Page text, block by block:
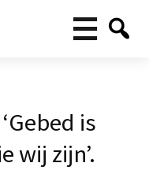
is
wij zijn’.